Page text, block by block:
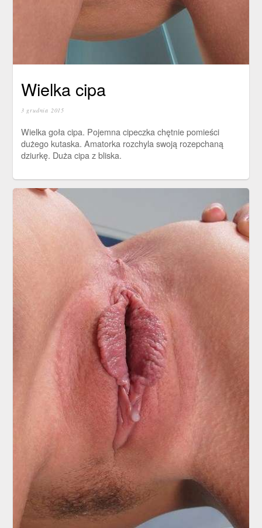
Wielka cipa
3 grudnia 2015
Wielka goła cipa. Pojemna cipeczka chętnie pomieści
dużego kutaska. Amatorka rozchyla swoją rozepchaną
dziurkę. Duża cipa z bliska.